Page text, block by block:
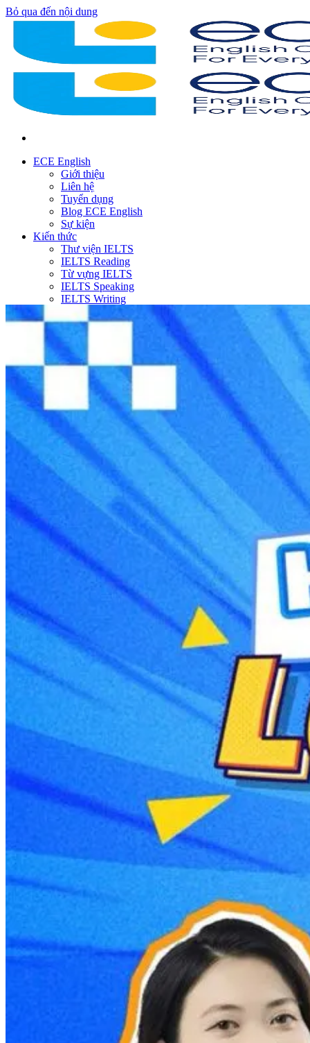
Bỏ qua đến nội dung
ECE English
Giới thiệu
Liên hệ
Tuyển dụng
Blog ECE English
Sự kiện
Kiến thức
Thư viện IELTS
IELTS Reading
Từ vựng IELTS
IELTS Speaking
IELTS Writing
Ngữ pháp IELTS
IELTS Listening
Thư viện SAT
Tiếng Anh THCS
Tiếng Anh THPT
Khóa Học
KHOÁ HỌC IELTS
Khoá học SAT
IELTS CẤP TỐC
IELTS JUNIOR
KHÓA HỌC PHÁT ÂM
KHOÁ HỌC NGỮ PHÁP
LỚP LUYỆN VIẾT HÈ 2026
Lịch khai giảng
VI
Tìm kiếm:
Chưa có khóa học yêu thích.
Đặt lịch / Tư vấn
Tìm kiếm: